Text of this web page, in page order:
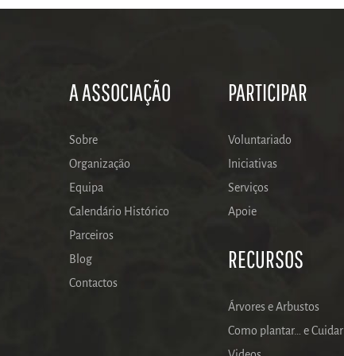
A ASSOCIAÇÃO
Sobre
Organização
Equipa
Calendário Histórico
Parceiros
Blog
Contactos
PARTICIPAR
Voluntariado
Iniciativas
Serviços
Apoie
RECURSOS
Árvores e Arbustos
Como plantar… e Cuidar